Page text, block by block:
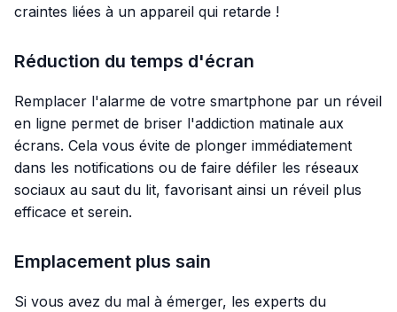
craintes liées à un appareil qui retarde !
Réduction du temps d'écran
Remplacer l'alarme de votre smartphone par un réveil
en ligne permet de briser l'addiction matinale aux
écrans. Cela vous évite de plonger immédiatement
dans les notifications ou de faire défiler les réseaux
sociaux au saut du lit, favorisant ainsi un réveil plus
efficace et serein.
Emplacement plus sain
Si vous avez du mal à émerger, les experts du